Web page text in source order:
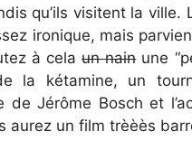
qu’ils visitent la ville.
ironique, mais
à celaun nainune
la kétamine, un
de Jérôme Bosch et
aurez un film trèèès